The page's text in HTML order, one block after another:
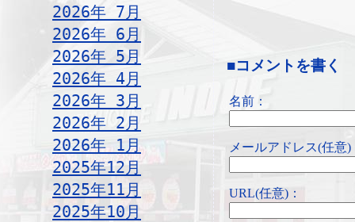
2026年 7月
2026年 6月
2026年 5月
2026年 4月
2026年 3月
2026年 2月
2026年 1月
2025年12月
2025年11月
2025年10月
■コメントを書く
名前：
メールアドレス(任意)
URL(任意)：